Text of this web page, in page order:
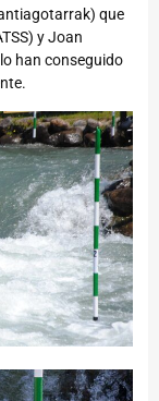
que
y Joan
han conseguido